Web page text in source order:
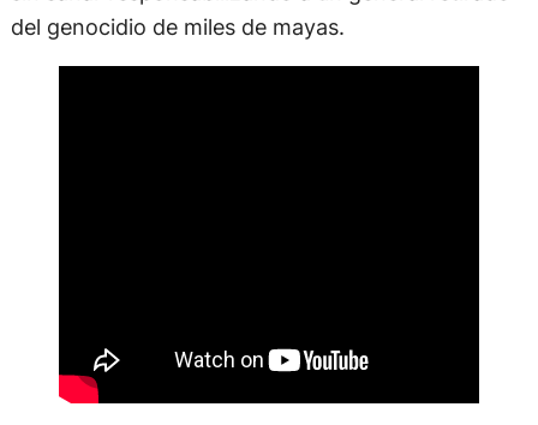
del genocidio de miles de mayas.